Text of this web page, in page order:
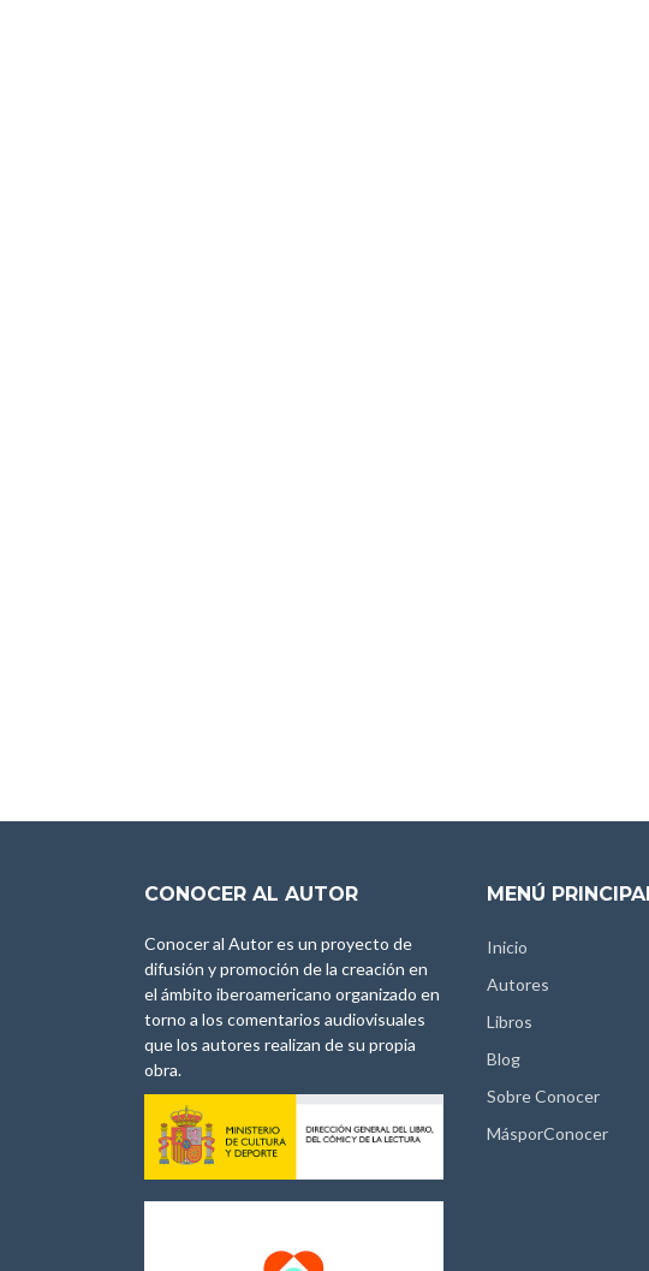
CONOCER AL AUTOR
Conocer al Autor es un proyecto de
difusión y promoción de la creación en
el ámbito iberoamericano organizado en
torno a los comentarios audiovisuales
que los autores realizan de su propia
obra.
MENÚ
Inicio
Autores
Libros
Blog
Sobre Conocer
MásporConocer